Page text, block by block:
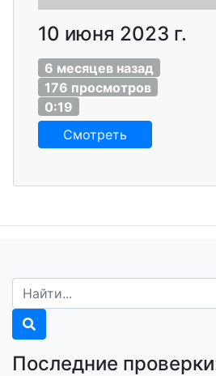
10 июня 2023 г.
6 месяцев назад
176 просмотров
0:19
Смотреть
Последние